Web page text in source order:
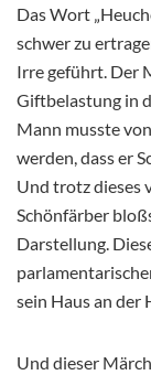
Das Wort
schwer zu
Irre geführt. Der
Giftbelastung in
Mann musste
werden, dass er
Und trotz dieses
Schönfärber
Darstellung.
sein Haus an der
Und dieser